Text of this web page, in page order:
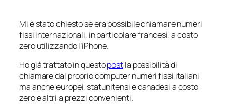
Mi è stato chiesto se era possibile chiamare numeri
fissi internazionali, in particolare francesi, a costo
zero utilizzando l’iPhone.
Ho già trattato in questopostla possibilità di
chiamare dal proprio computer numeri fissi italiani
ma anche europei, statunitensi e canadesi a costo
zero e altri a prezzi convenienti.